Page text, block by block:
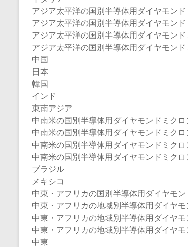
アジア太平洋の国別半導体用ダイヤモン
アジア太平洋の国別半導体用ダイヤモン
アジア太平洋の国別半導体用ダイヤモン
アジア太平洋の国別半導体用ダイヤモン
中国
日本
韓国
インド
東南アジア
中南米の国別半導体用ダイヤモンドミク
中南米の国別半導体用ダイヤモンドミク
中南米の国別半導体用ダイヤモンドミクロ
中南米の国別半導体用ダイヤモンドミクロ
ブラジル
メキシコ
中東・アフリカの国別半導体用ダイヤモ
中東・アフリカの地域別半導体用ダイヤ
中東・アフリカの地域別半導体用ダイヤ
中東・アフリカの地域別半導体用ダイヤ
中東